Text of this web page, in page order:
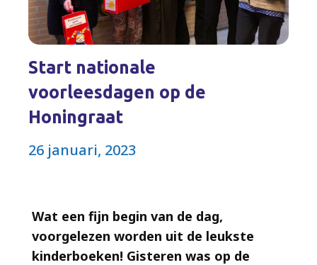
Start nationale
voorleesdagen op de
Honingraat
26 januari, 2023
Wat een fijn begin van de dag,
voorgelezen worden uit de leukste
kinderboeken! Gisteren was op de